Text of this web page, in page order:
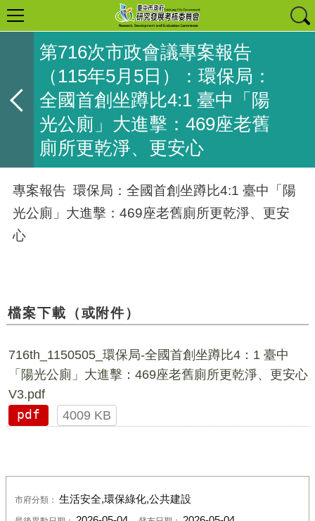
第716次市政會議專案報告
（115年5月5日）：環保局：
全國首創坐蹲比4:1 臺中「陽
光公廁」大進擊：469座老舊
廁所更乾淨、更安心
專案報告 環保局：全國首創坐蹲比4:1 臺中「陽
光公廁」大進擊：469座老舊廁所更乾淨、更安
心
檔案下載（或附件）
716th_1150505_環保局-全國首創坐蹲比4：1 臺中
「陽光公廁」大進擊：469座老舊廁所更乾淨、更安心
V3.pdf
pdf
4009 KB
市府分類： 生活安全,環保綠化,公共建設